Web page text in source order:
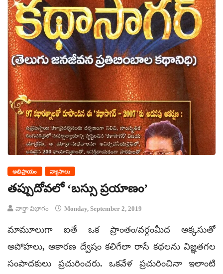
అభిప్రాయం వ్యాసాలు
తప్పుదోవలో ‘బస్సు ప్రయాణం’
వార్తా విభాగం Monday, September 2, 2019
మామూలుగా ఐతే ఒక ప్రాంతం/వర్గంమీద అక్కసుతో
అపోహలు, అకారణ ద్వేషం కలిగేలా రాసే కథలను విజ్ఞతగల
సంపాదకులు ప్రచురించరు. ఒకవేళ ప్రచురించినా ఇలాంటి